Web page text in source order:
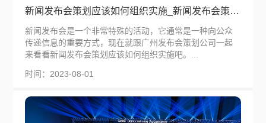
新闻发布会策划应该如何组织实施_新闻发布会策划怎么做
新闻发布会是一个非常特殊的活动，它通常是一种向公众
传递信息的重要方式，现在就跟广州发布会策划公司一起
来看看新闻发布会策划应该如何组织实施吧。...
时间：2023-08-01